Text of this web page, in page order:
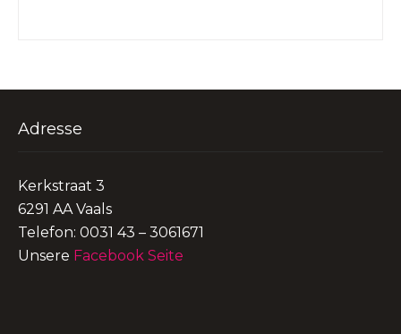
Adresse
Kerkstraat 3
6291 AA Vaals
Telefon: 0031 43 – 3061671
Unsere Facebook Seite